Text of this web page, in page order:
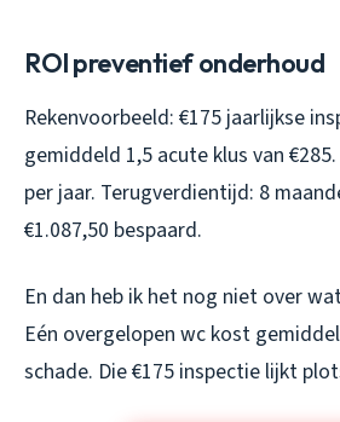
ROI preventief onderhoud
Rekenvoorbeeld: €175 jaarlijkse
gemiddeld 1,5 acute klus van
per jaar. Terugverdientijd: 8
€1.087,50 bespaard.
En dan heb ik het nog niet over
Eén overgelopen wc kost
schade. Die €175 inspectie lijkt